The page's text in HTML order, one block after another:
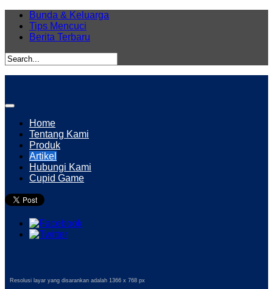
Bunda & Keluarga
Tips Mencuci
Berita Terbaru
Home
Tentang Kami
Produk
Artikel
Hubungi Kami
Cupid Game
Resolusi layar yang disarankan adalah 1366 x 768 px